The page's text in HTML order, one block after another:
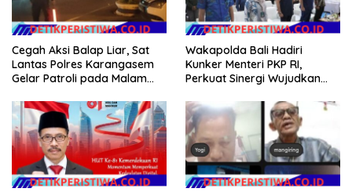
Cegah Aksi Balap Liar, Sat
Lantas Polres Karangasem
Gelar Patroli pada Malam
Wakapolda Bali Hadiri
Kunker Menteri PKP RI,
Perkuat Sinergi Wujudkan
Masyarakat